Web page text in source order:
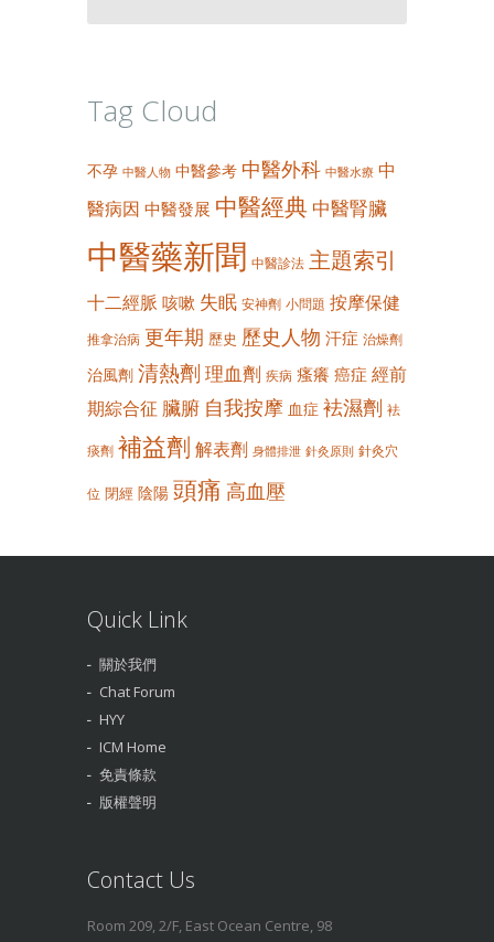
Tag Cloud
不孕 中醫人物 中醫參考 中醫外科 中醫水療 中
醫病因 中醫發展 中醫經典 中醫腎臟
中醫藥新聞 中醫診法 主題索引
十二經脈 咳嗽 失眠 安神劑 小問題 按摩保健
推拿治病 更年期 歷史 歷史人物 汗症 治燥劑
治風劑 清熱劑 理血劑 疾病 瘙癢 癌症 經前
期綜合征 臟腑 自我按摩 血症 袪濕劑 袪
痰劑 補益劑 解表劑 身體排泄 針灸原則 針灸穴
位 閉經 陰陽 頭痛 高血壓
Quick Link
關於我們
Chat Forum
HYY
ICM Home
免責條款
版權聲明
Contact Us
Room 209, 2/F, East Ocean Centre, 98